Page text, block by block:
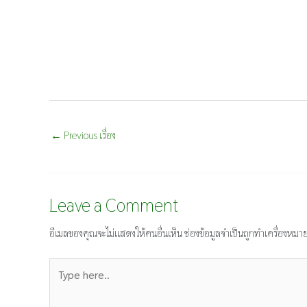
← Previous เรื่อง
Leave a Comment
อีเมลของคุณจะไม่แสดงให้คนอื่นเห็นช่องข้อมูลจำเป็นถูกทำเครื่องหม
here..